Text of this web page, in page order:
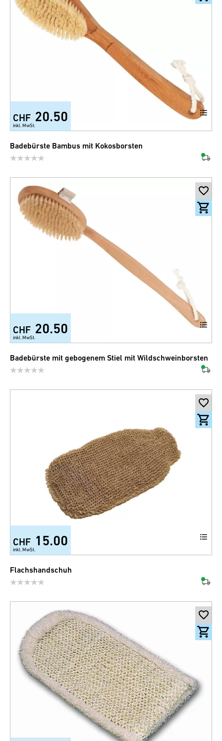
CHF 20.50
inkl. MwSt.
Badebürste Bambus mit Kokosborsten
CHF 20.50
inkl. MwSt.
Badebürste mit gebogenem Stiel mit Wildschweinborsten
CHF 15.00
inkl. MwSt.
Flachshandschuh